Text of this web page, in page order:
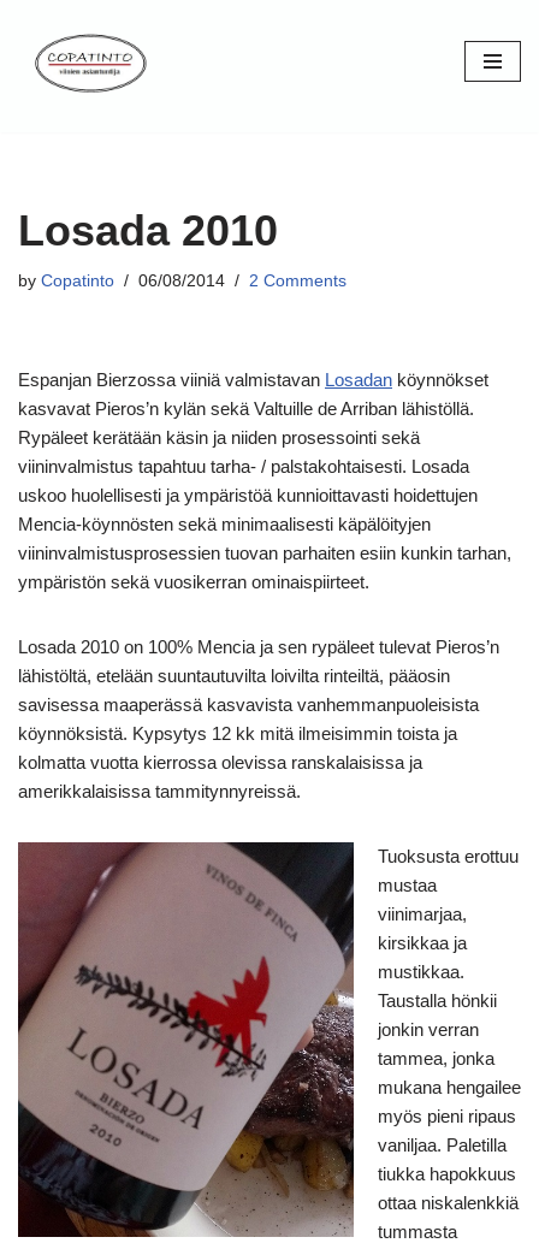
Skip
Losada 2010
by Copatinto 06/08/2014 2 Comments
Espanjan Bierzossa viiniä valmistavan Losadan köynnökset
kasvavat Pieros’n kylän sekä Valtuille de Arriban lähistöllä.
Rypäleet kerätään käsin ja niiden prosessointi sekä
viininvalmistus tapahtuu tarha- / palstakohtaisesti. Losada
uskoo huolellisesti ja ympäristöä kunnioittavasti hoidettujen
Mencia-köynnösten sekä minimaalisesti käpälöityjen
viininvalmistusprosessien tuovan parhaiten esiin kunkin tarhan,
ympäristön sekä vuosikerran ominaispiirteet.
Losada 2010 on 100% Mencia ja sen rypäleet tulevat Pieros’n
lähistöltä, etelään suuntautuvilta loivilta rinteiltä, pääosin
savisessa maaperässä kasvavista vanhemmanpuoleisista
köynnöksistä. Kypsytys 12 kk mitä ilmeisimmin toista ja
kolmatta vuotta kierrossa olevissa ranskalaisissa ja
amerikkalaisissa tammitynnyreissä.
Tuoksusta erottuu
mustaa
viinimarjaa,
kirsikkaa ja
mustikkaa.
Taustalla hönkii
jonkin verran
tammea, jonka
mukana hengailee
myös pieni ripaus
vaniljaa. Paletilla
tiukka hapokkuus
ottaa niskalenkkiä
tummasta